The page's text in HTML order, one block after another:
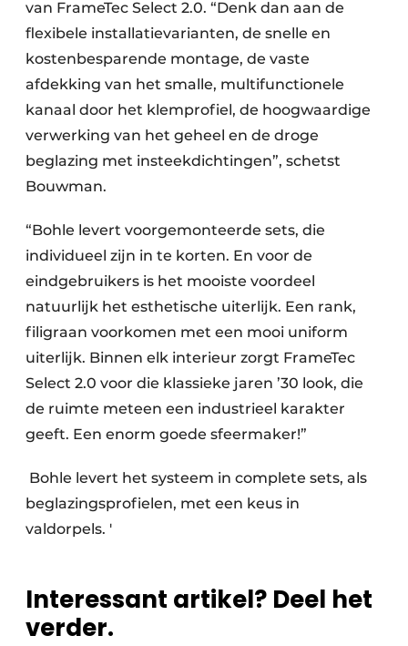
van FrameTec Select 2.0. “Denk dan aan de
flexibele installatievarianten, de snelle en
kostenbesparende montage, de vaste
afdekking van het smalle, multifunctionele
kanaal door het klemprofiel, de hoogwaardige
verwerking van het geheel en de droge
beglazing met insteekdichtingen”, schetst
Bouwman.
“Bohle levert voorgemonteerde sets, die
individueel zijn in te korten. En voor de
eindgebruikers is het mooiste voordeel
natuurlijk het esthetische uiterlijk. Een rank,
filigraan voorkomen met een mooi uniform
uiterlijk. Binnen elk interieur zorgt FrameTec
Select 2.0 voor die klassieke jaren ’30 look, die
de ruimte meteen een industrieel karakter
geeft. Een enorm goede sfeermaker!”
Bohle levert het systeem in complete sets, als
beglazingsprofielen, met een keus in
valdorpels. ′
Interessant artikel? Deel het
verder.